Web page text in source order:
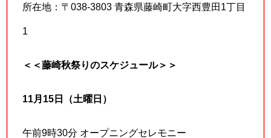
所在地：〒038-3803 青森県藤崎町大字西豊田1丁目
1
＜＜藤崎秋祭りのスケジュール＞＞
11月15日（土曜日）
午前9時30分 オープニングセレモニー